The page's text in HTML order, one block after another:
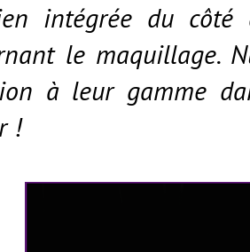
intégrée du côté
le maquillage.
à leur gamme
!